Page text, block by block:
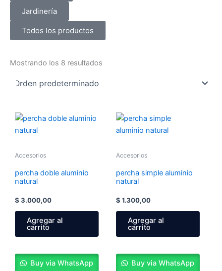
Jardinería
Todos los productos
Mostrando los 8 resultados
Accesorios
percha doble aluminio
natural
$ 3.000,00
Agregar al
carrito
Buy via WhatsApp
Accesorios
percha simple aluminio
natural
$ 1.300,00
Agregar al
carrito
Buy via WhatsApp